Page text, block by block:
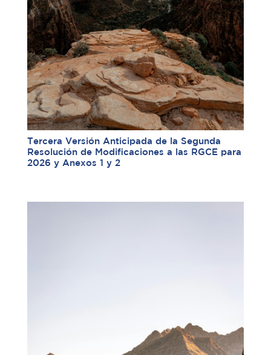
Tercera Versión Anticipada de la Segunda
Resolución de Modificaciones a las RGCE para
2026 y Anexos 1 y 2